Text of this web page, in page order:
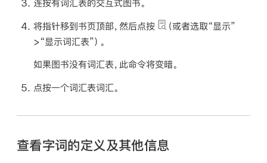
连按有词汇表的交互式图书。
将指针移到书页顶部，然后点按
（或者选取“显示”
>“显示词汇表”）。
如果图书没有词汇表，此命令将变暗。
点按一个词汇表词汇。
查看字词的定义及其他信息